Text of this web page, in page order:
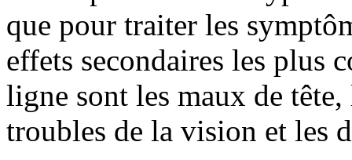
que pour traiter les
effets secondaires les plus
ligne sont les maux de
troubles de la vision et les